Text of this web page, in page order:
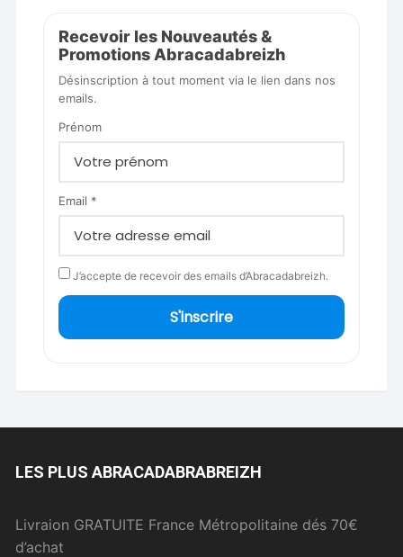
Recevoir les Nouveautés &
Promotions Abracadabreizh
Désinscription à tout moment via le lien dans nos
emails.
Prénom
Email *
J’accepte de recevoir des emails d’Abracadabreizh.
S'inscrire
LES PLUS ABRACADABRABREIZH
Livraion GRATUITE France Métropolitaine dés 70€
d’achat